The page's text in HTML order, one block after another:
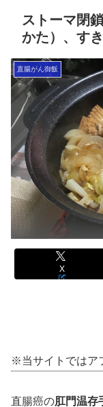
ストーマ閉
かた）、すき
直腸がん御飯
X
※当サイトではア
直腸癌の肛門温存